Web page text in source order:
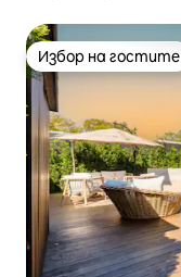
Избор на гостите
Избор на гостите